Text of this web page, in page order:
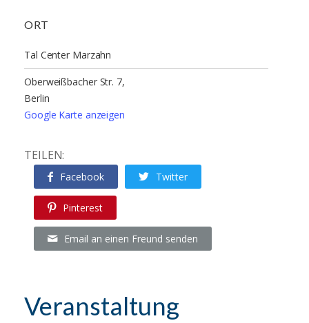
ORT
Tal Center Marzahn
Oberweißbacher Str. 7,
Berlin
Google Karte anzeigen
TEILEN:
Facebook Twitter
Pinterest
Email an einen Freund senden
Veranstaltung